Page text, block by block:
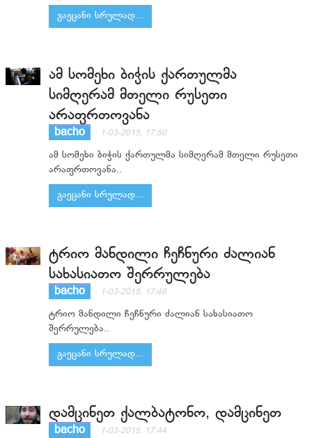
გაეცანი სრულად...
ამ სომეხი ბიჭის ქართულმა
სიმღერამ მთელი რუსეთი
არაფრთოვანა
bacho 1-03-2015, 17:50
ამ სომეხი ბიჭის ქართულმა სიმღერამ მთელი რუსეთი
არაფრთოვანა..
გაეცანი სრულად...
ტრიო მანდილი ჩეჩნური ძალიან
სახასიათო შერრულება
bacho 1-03-2015, 17:46
ტრიო მანდილი ჩეჩნური ძალიან სახასიათო
შერრულება..
გაეცანი სრულად...
დამცინეთ ქალბატონო, დამცინეთ
bacho 1-03-2015, 17:44